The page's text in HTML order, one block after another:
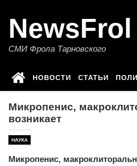
NewsFrol
СМИ Фрола Тарновского
НОВОСТИ СТАТЬИ
Микропенис,
возникает
НАУКА
Микропенис,